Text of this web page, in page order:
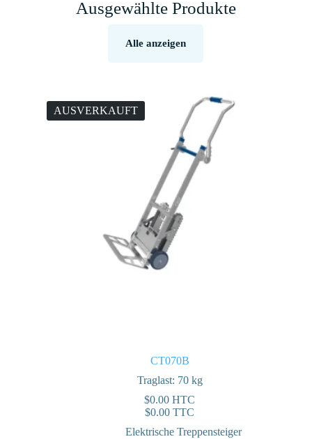
Ausgewählte Produkte
Alle anzeigen
AUSVERKAUFT
CT070B
Traglast: 70 kg
$0.00 HTC
$0.00 TTC
Elektrische Treppensteiger